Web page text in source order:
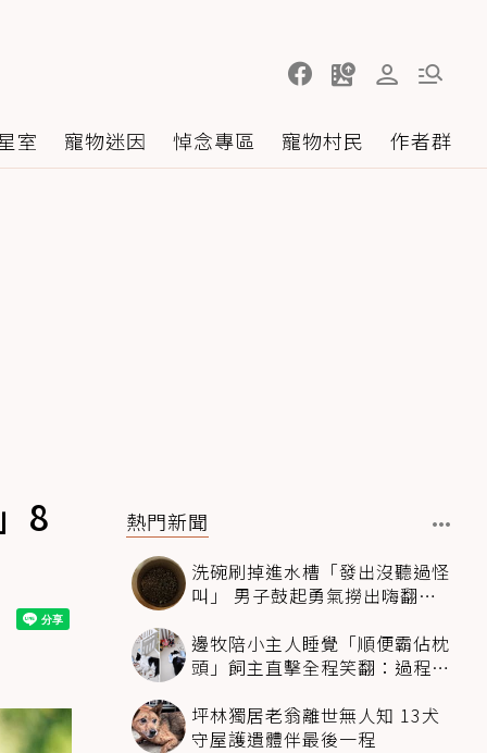
室 寵物迷因 悼念專區 寵物村民 作者群
8 熱門新聞
洗碗刷掉進水槽「發出沒聽過怪
叫」 男子鼓起勇氣撈出嗨翻：
邊牧陪小主人睡覺「順便霸佔枕
頭」飼主直擊全程笑翻：過程絲
坪林獨居老翁離世無人知 13犬
守屋護遺體伴最後一程